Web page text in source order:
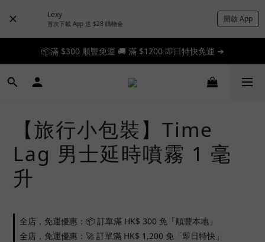
Lexy
首次下載 App 送 $28 購物金 開啟 App
📦滿 $300 順豐免運 🚚 滿 $1200 即日特快免運 ➔
📦滿 $300 順豐免運 🚚 滿 $1200 即日特快免運 ➔
🎉 新人首單享 88 折，快來領券加入！➔
【旅行小包裝】Time
Lag 男士延時噴霧 1 毫
升
全店，免運優惠：📦 訂單滿 HK$ 300 免「順豐本地」
全店，免運優惠：🚀 訂單滿 HK$ 1,200 免「即日特快」